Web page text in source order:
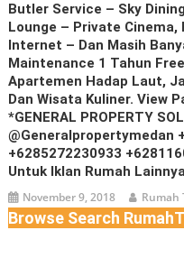
Butler Service – Sky
Lounge – Private Cinema,
Internet – Dan Masih
Maintenance 1 Tahun
Apartemen Hadap Laut,
Dan Wisata Kuliner. View
*GENERAL PROPERTY
@generalpropertymedan
+6285272230933
Untuk Iklan Rumah
November 9, 2018 Rumah
Browse Search